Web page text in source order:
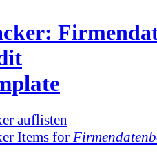
auflisten
Items for